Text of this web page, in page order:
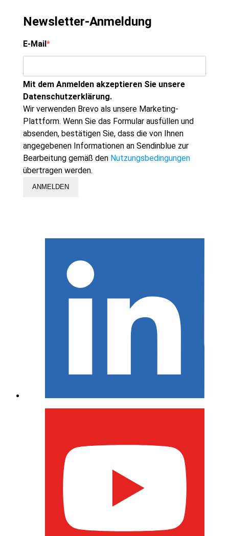
Newsletter-Anmeldung
E-Mail
Mit dem Anmelden akzeptieren Sie unsere
Datenschutzerklärung.
Wir verwenden Brevo als unsere Marketing-
Plattform. Wenn Sie das Formular ausfüllen und
absenden, bestätigen Sie, dass die von Ihnen
angegebenen Informationen an Sendinblue zur
Bearbeitung gemäß den Nutzungsbedingungen
übertragen werden.
ANMELDEN